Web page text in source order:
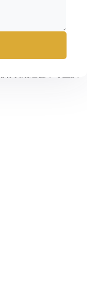
有长期经验，专业从